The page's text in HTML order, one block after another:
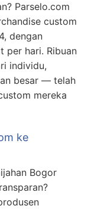
Parselo.com
custom
dengan
per hari. Ribuan
individu,
besar — telah
mereka
ke
Bogor